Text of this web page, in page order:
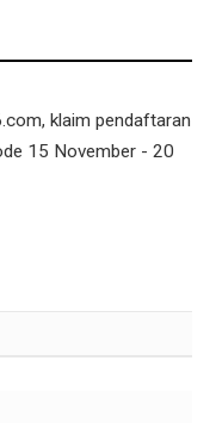
klaim pendaftaran
15 November - 20